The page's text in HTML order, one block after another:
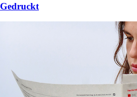
Gedruckt